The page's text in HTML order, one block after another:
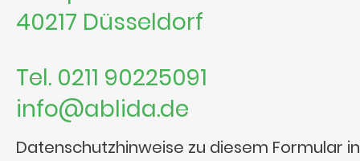
40217 Düsseldorf
Tel. 0211 90225091
info@ablida.de
Datenschutzhinweise zu diesem Formular